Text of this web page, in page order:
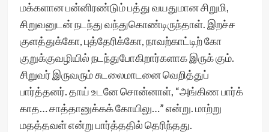
மக்களான பன்னிரண்டும் பத்து வயதுமான சிறுமி,
சிறுவனுடன் நடந்து வந்துகொண்டிருந்தாள். இறச்ச
குளத்துக்கோ, புத்தேரிக்கோ, நாவற்காட்டிற் கோ
குறுக்குவழியில் நடந்துபோகிறார்களாக இருக் கும்.
சிறுவர் இருவரும் சுடலைமாடனை வெறித்துப்
பார்த்தனர். தாய் உடனே சொன்னாள், “அங்கிண பார்க்
காத… சாத்தானுக்கக் கோயிலு…” என்று. மாற்று
மதத்தவள் என்று பார்த்ததில் தெரிந்தது.